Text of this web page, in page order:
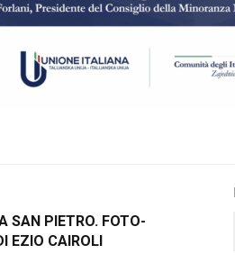
SAN PIETRO. FOTO-
EZIO CAIROLI